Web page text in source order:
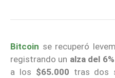
Bitcoin se recuperó
registrando un alza del 6%
a los $65.000 tras dos